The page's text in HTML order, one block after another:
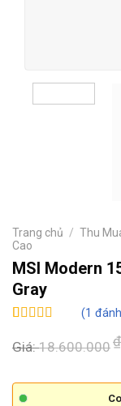
Trang chủ / Thu
Cao
MSI Modern
Gray
dựa trên
(1
Giá:18.600.000₫